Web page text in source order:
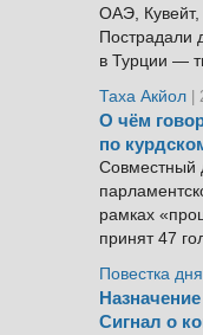
ОАЭ, Кувейт,
Пострадали
в Турции —
Таха Акйол |
О чём
по
Совместный
рамках
принят 47
Повестка
Сигнал о